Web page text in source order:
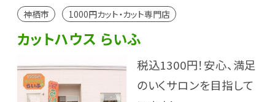
神栖市 1000円カット・カット専門店
カットハウス らいふ
税込1300円！安心、満足
のいくサロンを目指して